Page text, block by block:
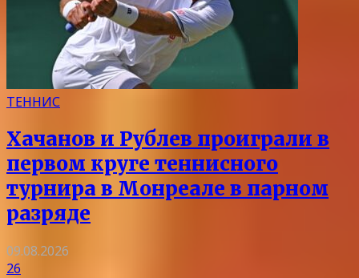
ТЕННИС
Хачанов и Рублев проиграли в
первом круге теннисного
турнира в Монреале в парном
разряде
09.08.2026
26